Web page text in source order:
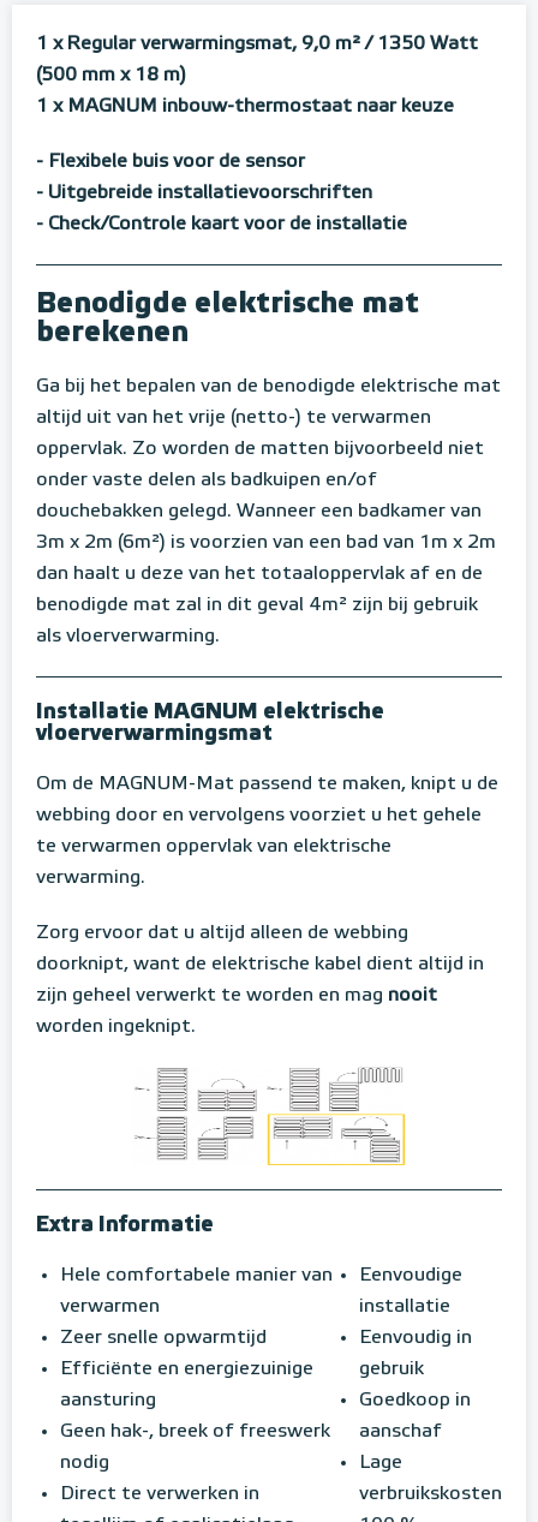
1 x Regular verwarmingsmat, 9,0 m²/ 1350 Watt
(500 mm x 18 m)
1 x MAGNUM inbouw-thermostaat naar keuze
- Flexibele buis voor de sensor
- Uitgebreide installatievoorschriften
- Check/Controle kaart voor de installatie
Benodigde elektrische mat
berekenen
Ga bij het bepalen van de benodigde elektrische mat
altijd uit van het vrije (netto-) te verwarmen
oppervlak. Zo worden de matten bijvoorbeeld niet
onder vaste delen als badkuipen en/of
douchebakken gelegd. Wanneer een badkamer van
3m x 2m (6m²) is voorzien van een bad van 1m x 2m
dan haalt u deze van het totaaloppervlak af en de
benodigde mat zal in dit geval 4m² zijn bij gebruik
als vloerverwarming.
Installatie MAGNUM elektrische
vloerverwarmingsmat
Om de MAGNUM-Mat passend te maken, knipt u de
webbing door en vervolgens voorziet u het gehele
te verwarmen oppervlak van elektrische
verwarming.
Zorg ervoor dat u altijd alleen de webbing
doorknipt, want de elektrische kabel dient altijd in
zijn geheel verwerkt te worden en mag nooit
worden ingeknipt.
Extra Informatie
Hele comfortabele manier van
verwarmen
Zeer snelle opwarmtijd
Efficiënte en energiezuinige
aansturing
Geen hak-, breek of freeswerk
nodig
Direct te verwerken in
Eenvoudige
installatie
Eenvoudig in
gebruik
Goedkoop in
aanschaf
Lage
verbruikskosten